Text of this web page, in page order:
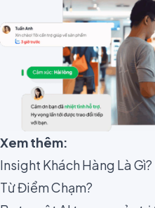
Xem thêm:
Insight Khách Hàng Là
Từ Điểm Chạm?